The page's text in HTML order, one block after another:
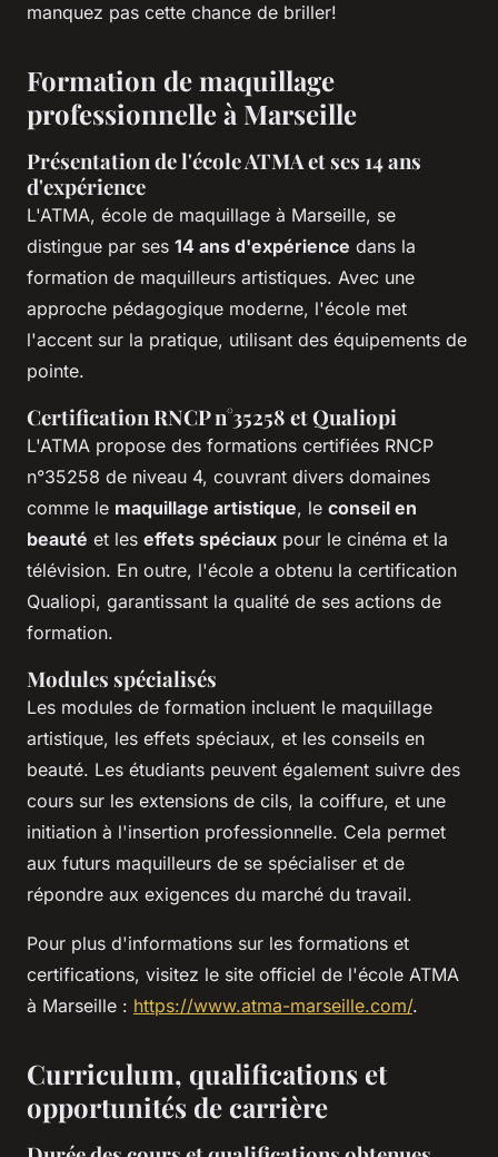
manquez pas cette chance de briller!
Formation de maquillage
professionnelle à Marseille
Présentation de l'école ATMA et ses 14 ans
d'expérience
L'ATMA, école de maquillage à Marseille, se
distingue par ses 14 ans d'expérience dans la
formation de maquilleurs artistiques. Avec une
approche pédagogique moderne, l'école met
l'accent sur la pratique, utilisant des équipements de
pointe.
Certification RNCP n°35258 et Qualiopi
L'ATMA propose des formations certifiées RNCP
n°35258 de niveau 4, couvrant divers domaines
comme le maquillage artistique, le conseil en
beauté et les effets spéciaux pour le cinéma et la
télévision. En outre, l'école a obtenu la certification
Qualiopi, garantissant la qualité de ses actions de
formation.
Modules spécialisés
Les modules de formation incluent le maquillage
artistique, les effets spéciaux, et les conseils en
beauté. Les étudiants peuvent également suivre des
cours sur les extensions de cils, la coiffure, et une
initiation à l'insertion professionnelle. Cela permet
aux futurs maquilleurs de se spécialiser et de
répondre aux exigences du marché du travail.
Pour plus d'informations sur les formations et
certifications, visitez le site officiel de l'école ATMA
à Marseille : https://www.atma-marseille.com/.
Curriculum, qualifications et
opportunités de carrière